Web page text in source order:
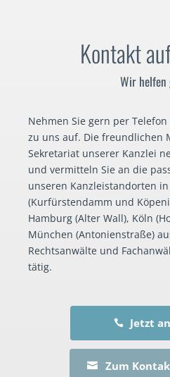
Kontakt
Wir helfen
Nehmen Sie gern per
zu uns auf. Die freundlichen
Sekretariat unserer Kanzlei
und vermitteln Sie an die
unseren Kanzleistandorten
(Kurfürstendamm und
Hamburg (Alter Wall), Köln
München (Antonienstraße)
Rechtsanwälte und
tätig.
 Jetzt
 Zum